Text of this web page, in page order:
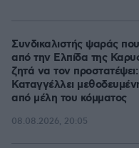
Συνδικαλιστής ψαράς
από την Ελπίδα της
ζητά να τον προστατέψει:
Καταγγέλλει
από μέλη του κόμματος
08.08.2026, 20:05